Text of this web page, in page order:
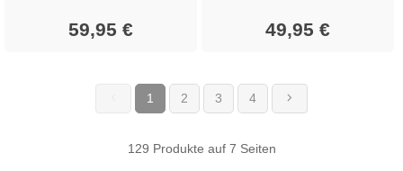
59,95 € 49,95 €
1 (current)
2 3 4
129 Produkte auf 7 Seiten